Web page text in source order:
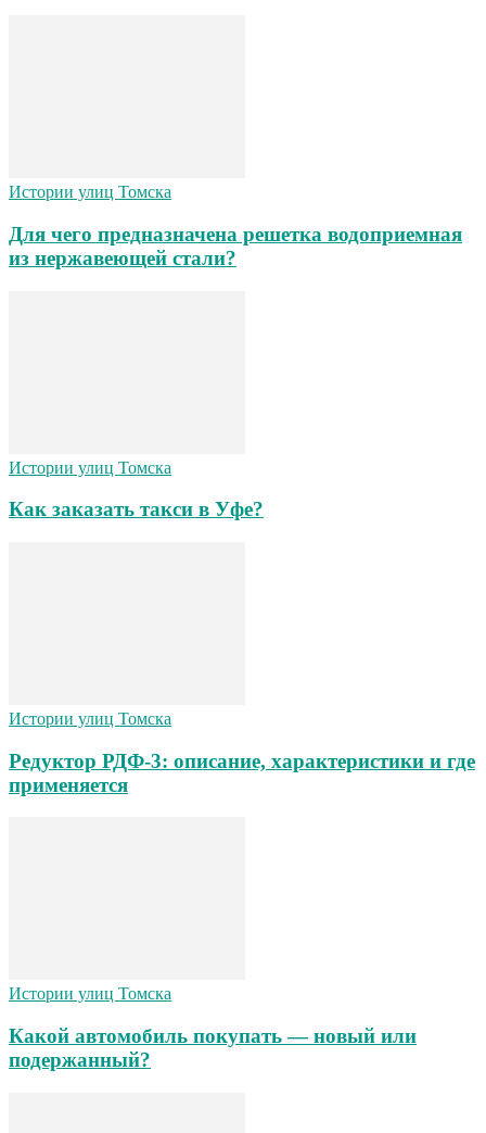
Истории улиц Томска
Для чего предназначена решетка водоприемная
из нержавеющей стали?
Истории улиц Томска
Как заказать такси в Уфе?
Истории улиц Томска
Редуктор РДФ-3: описание, характеристики и где
применяется
Истории улиц Томска
Какой автомобиль покупать — новый или
подержанный?